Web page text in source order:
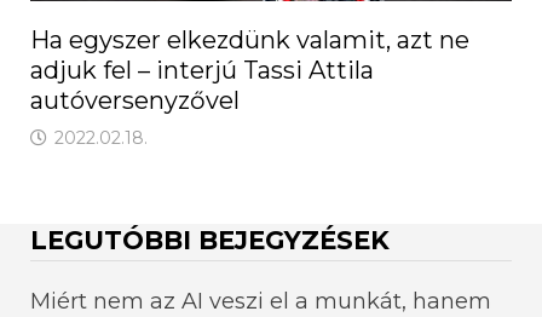
Ha egyszer elkezdünk valamit, azt ne
adjuk fel – interjú Tassi Attila
autóversenyzővel
2022.02.18.
LEGUTÓBBI BEJEGYZÉSEK
Miért nem az AI veszi el a munkát, hanem